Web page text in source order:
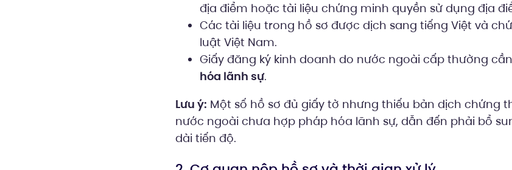
địa điểm hoặc tài liệu chứng minh quyền sử dụng địa
Các tài liệu trong hồ sơ được dịch sang tiếng Việt và
luật Việt Nam.
Giấy đăng ký kinh doanh do nước ngoài cấp thường
hóa lãnh sự.
Lưu ý: Một số hồ sơ đủ giấy tờ nhưng thiếu bản dịch chứng
nước ngoài chưa hợp pháp hóa lãnh sự, dẫn đến phải bổ
dài tiến độ.